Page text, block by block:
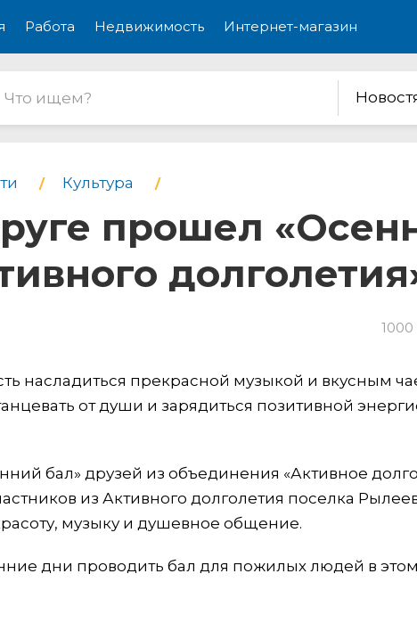
Работа Недвижимость Интернет-магазин
Культура
прошел
1000
насладиться прекрасной музыкой и вкусным
от души и зарядиться позитивной
бал» друзей из объединения «Активное
из Активного долголетия поселка
музыку и душевное общение.
дни проводить бал для пожилых людей в